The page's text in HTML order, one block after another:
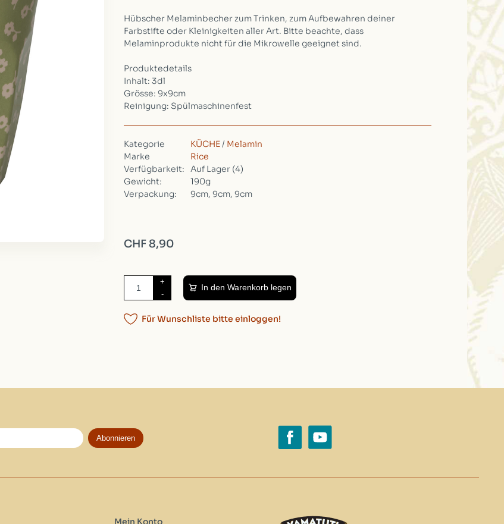
Hübscher Melaminbecher zum Trinken, zum Aufbewahren deiner
Farbstifte oder Kleinigkeiten aller Art. Bitte beachte, dass
Melaminprodukte nicht für die Mikrowelle geeignet sind.
Produktedetails
Inhalt: 3dl
Grösse: 9x9cm
Reinigung: Spülmaschinenfest
Kategorie KÜCHE / Melamin
Marke
Rice
Verfügbarkeit:
Auf Lager (4)
Gewicht:
190g
Verpackung:
9cm, 9cm, 9cm
CHF 8,90
+
-
In den Warenkorb legen
Für Wunschliste bitte einloggen!
Abonnieren
Mein Konto